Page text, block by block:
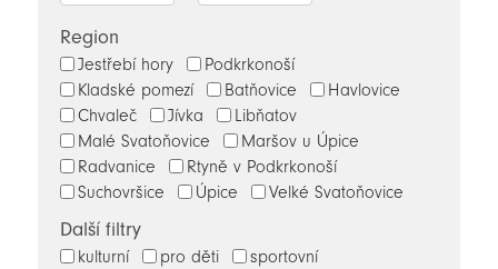
Region
Jestřebí hory
Podkrkonoší
Kladské pomezí
Batňovice
Havlovice
Chvaleč
Jívka
Libňatov
Malé Svatoňovice
Maršov u Úpice
Radvanice
Rtyně v Podkrkonoší
Suchovršice
Úpice Velké Svatoňovice
Další filtry
kulturní pro děti sportovní